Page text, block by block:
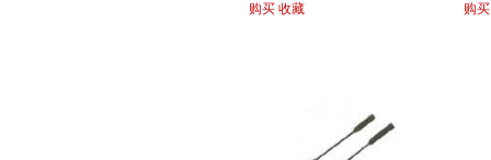
购买 收藏
购买